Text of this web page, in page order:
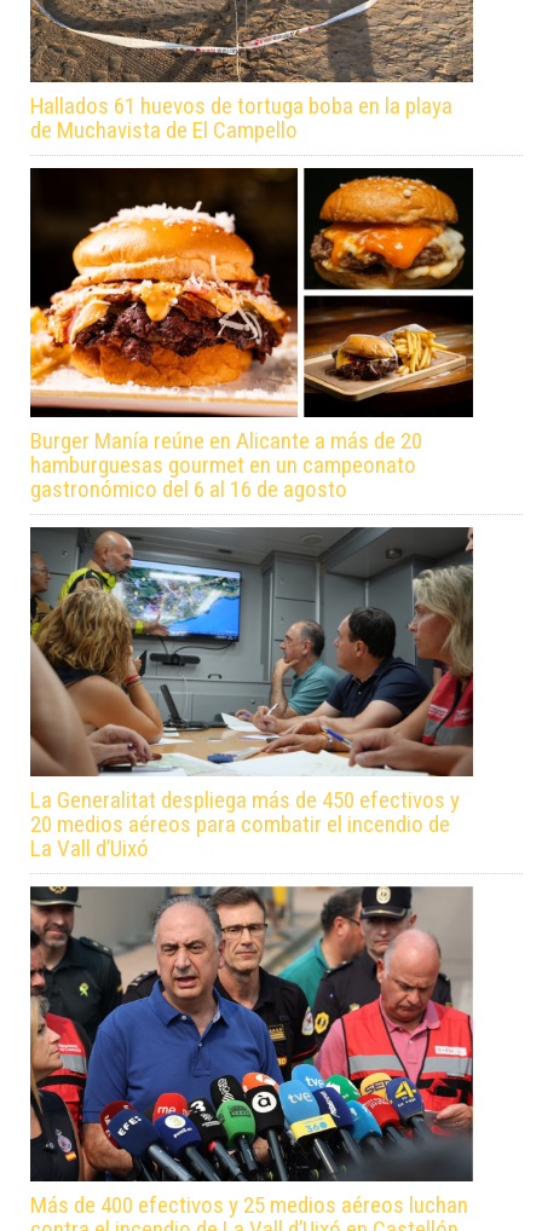
Hallados 61 huevos de tortuga boba en la playa
de Muchavista de El Campello
Burger Manía reúne en Alicante a más de 20
hamburguesas gourmet en un campeonato
gastronómico del 6 al 16 de agosto
La Generalitat despliega más de 450 efectivos y
20 medios aéreos para combatir el incendio de
La Vall d’Uixó
Más de 400 efectivos y 25 medios aéreos luchan